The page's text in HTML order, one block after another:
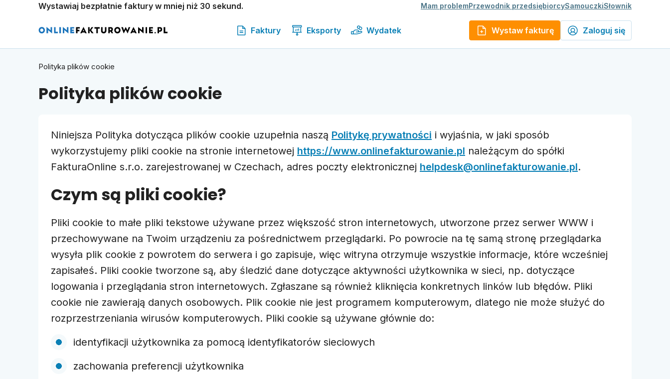
Wystawiaj bezpłatnie faktury w mniej niż 30 sekund. Mam problemPrzewodnik przedsiębiorcySamouczkiSłownik
Faktury Eksporty Wydatek Wystaw fakturę Zaloguj się
Polityka plików cookie
Polityka plików cookie
Niniejsza Polityka dotycząca plików cookie uzupełnia naszą Politykę prywatności i wyjaśnia, w jaki sposób
wykorzystujemy pliki cookie na stronie internetowej https://www.onlinefakturowanie.pl należącym do spółki
FakturaOnline s.r.o. zarejestrowanej w Czechach, adres poczty elektronicznej helpdesk@onlinefakturowanie.pl.
Czym są pliki cookie?
Pliki cookie to małe pliki tekstowe używane przez większość stron internetowych, utworzone przez serwer WWW i
przechowywane na Twoim urządzeniu za pośrednictwem przeglądarki. Po powrocie na tę samą stronę przeglądarka
wysyła plik cookie z powrotem do serwera i go zapisuje, więc witryna otrzymuje wszystkie informacje, które wcześniej
zapisałeś. Pliki cookie tworzone są, aby śledzić dane dotyczące aktywności użytkownika w sieci, np. dotyczące
logowania i przeglądania stron internetowych. Zgłaszane są również kliknięcia konkretnych linków lub błędów. Pliki
cookie nie zawierają danych osobowych. Plik cookie nie jest programem komputerowym, dlatego nie może służyć do
rozprzestrzeniania wirusów komputerowych. Pliki cookie są używane głównie do:
identyfikacji użytkownika za pomocą identyfikatorów sieciowych
zachowania preferencji użytkownika